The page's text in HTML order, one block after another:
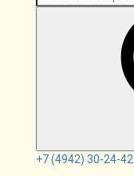
+7(4942) 30-24-42